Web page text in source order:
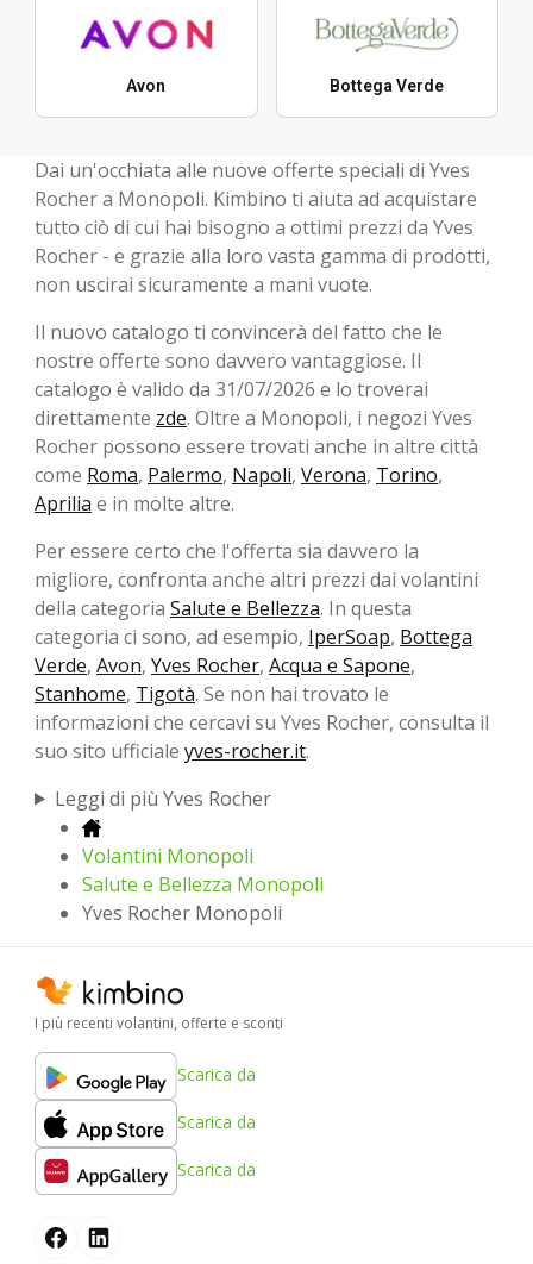
Avon Bottega Verde
Dai un'occhiata alle nuove offerte speciali di Yves
Rocher a Monopoli. Kimbino ti aiuta ad acquistare
tutto ciò di cui hai bisogno a ottimi prezzi da Yves
Rocher - e grazie alla loro vasta gamma di prodotti,
non uscirai sicuramente a mani vuote.
Il nuovo catalogo ti convincerà del fatto che le
nostre offerte sono davvero vantaggiose. Il
catalogo è valido da 31/07/2026 e lo troverai
direttamente zde. Oltre a Monopoli, i negozi Yves
Rocher possono essere trovati anche in altre città
come Roma, Palermo, Napoli, Verona, Torino,
Aprilia e in molte altre.
Per essere certo che l'offerta sia davvero la
migliore, confronta anche altri prezzi dai volantini
della categoria Salute e Bellezza. In questa
categoria ci sono, ad esempio, IperSoap, Bottega
Verde, Avon, Yves Rocher, Acqua e Sapone,
Stanhome, Tigotà. Se non hai trovato le
informazioni che cercavi su Yves Rocher, consulta il
suo sito ufficiale yves-rocher.it.
Leggi di più Yves Rocher
Volantini Monopoli
Salute e Bellezza Monopoli
Yves Rocher Monopoli
I più recenti volantini, offerte e sconti
Scarica da
Scarica da
Scarica da